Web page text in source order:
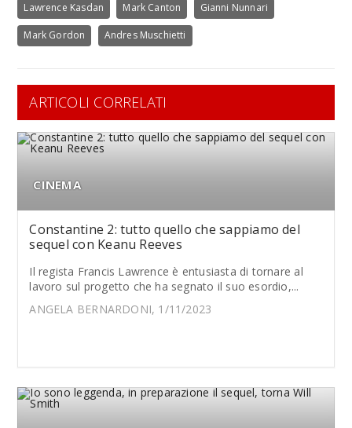
Lawrence Kasdan Mark Canton Gianni Nunnari
Mark Gordon Andres Muschietti
ARTICOLI CORRELATI
CINEMA
Constantine 2: tutto quello che sappiamo del
sequel con Keanu Reeves
Il regista Francis Lawrence è entusiasta di tornare al
lavoro sul progetto che ha segnato il suo esordio,...
ANGELA BERNARDONI, 1/11/2023